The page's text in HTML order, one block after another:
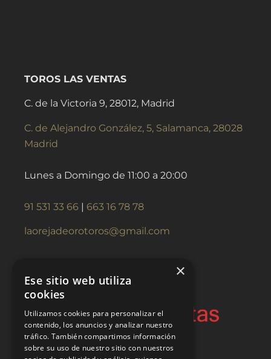
TOROS LAS VENTAS
C. de la Victoria 9, 28012, Madrid
C. de Alejandro González, 5, Salamanca, 28028
Madrid
Lunes a Domingo de 11:00 a 20:00
91 531 33 66 | 663 16 78 78
laorejadeorotoros@gmail.com
×
Ese sitio web utiliza
cookies
Utilizamos cookies para personalizar el
contenido, los anuncios y analizar nuestro
tráfico. También compartimos información
sobre su uso de nuestro sitio con nuestros